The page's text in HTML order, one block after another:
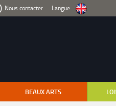
Nous contacter Langue
BEAUX ARTS